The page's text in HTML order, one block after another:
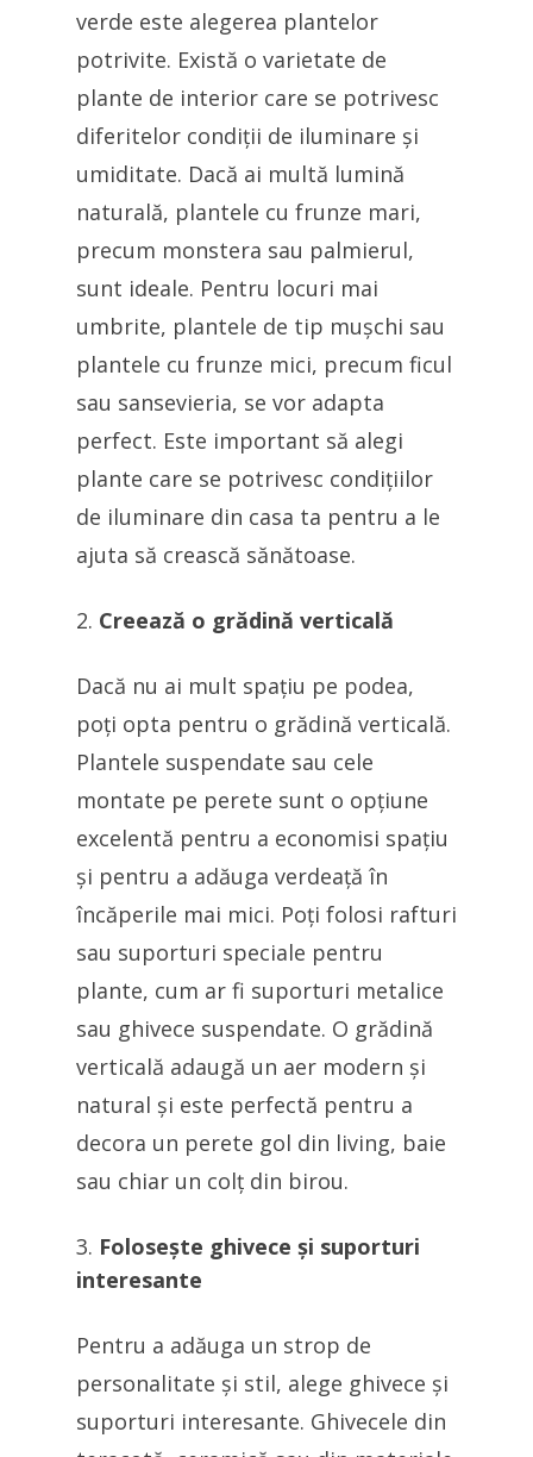
verde este alegerea plantelor
potrivite. Există o varietate de
plante de interior care se potrivesc
diferitelor condiții de iluminare și
umiditate. Dacă ai multă lumină
naturală, plantele cu frunze mari,
precum monstera sau palmierul,
sunt ideale. Pentru locuri mai
umbrite, plantele de tip mușchi sau
plantele cu frunze mici, precum ficul
sau sansevieria, se vor adapta
perfect. Este important să alegi
plante care se potrivesc condițiilor
de iluminare din casa ta pentru a le
ajuta să crească sănătoase.
Creează o grădină verticală
Dacă nu ai mult spațiu pe podea,
poți opta pentru o grădină verticală.
Plantele suspendate sau cele
montate pe perete sunt o opțiune
excelentă pentru a economisi spațiu
și pentru a adăuga verdeață în
încăperile mai mici. Poți folosi rafturi
sau suporturi speciale pentru
plante, cum ar fi suporturi metalice
sau ghivece suspendate. O grădină
verticală adaugă un aer modern și
natural și este perfectă pentru a
decora un perete gol din living, baie
sau chiar un colț din birou.
Folosește ghivece și suporturi
interesante
Pentru a adăuga un strop de
personalitate și stil, alege ghivece și
suporturi interesante. Ghivecele din